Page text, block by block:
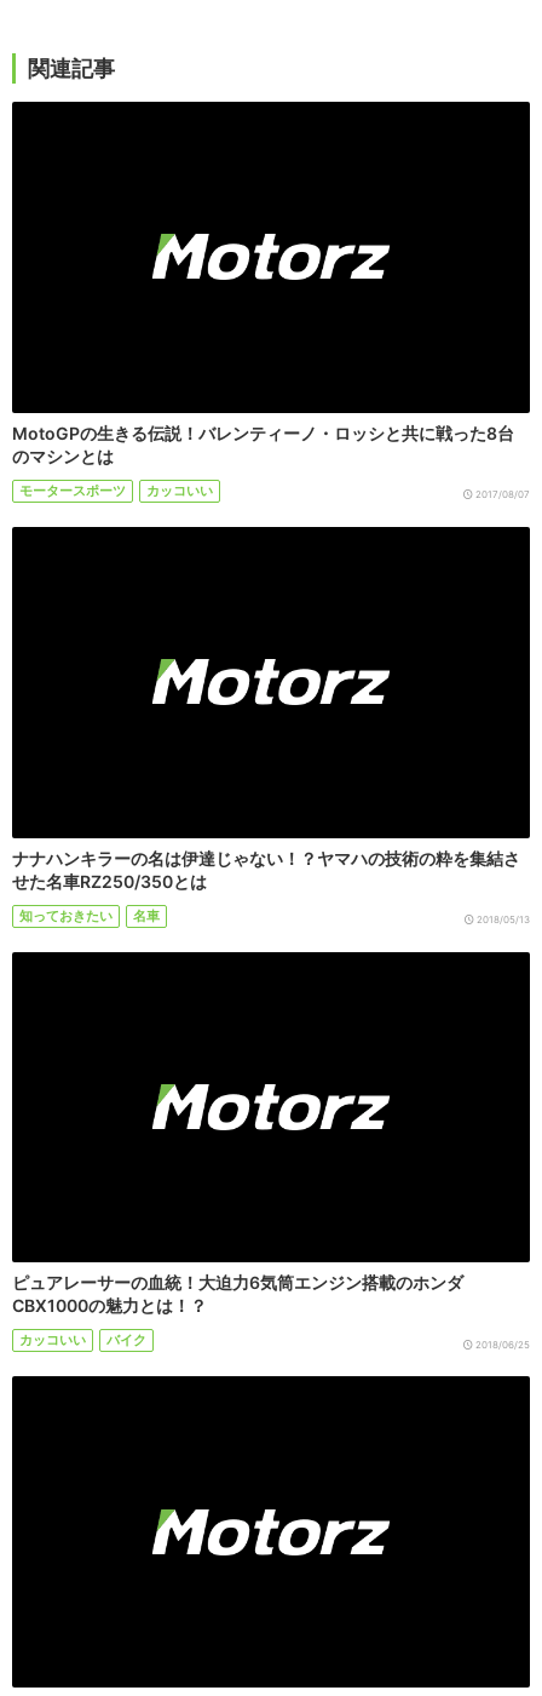
関連記事
MotoGPの生きる伝説！バレンティーノ・ロッシと共に戦った8台
のマシンとは
モータースポーツ カッコいい 2017/08/07
ナナハンキラーの名は伊達じゃない！？ヤマハの技術の粋を集結さ
せた名車RZ250/350とは
知っておきたい 名車 2018/05/13
ピュアレーサーの血統！大迫力6気筒エンジン搭載のホンダ
CBX1000の魅力とは！？
カッコいい バイク 2018/06/25